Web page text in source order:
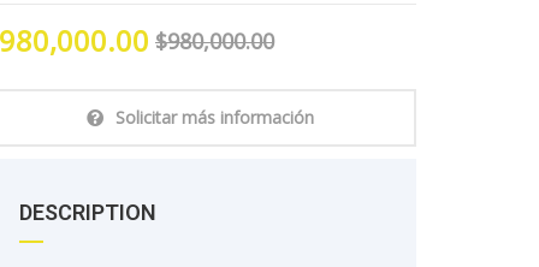
$980,000.00
Solicitar más información
DESCRIPTION